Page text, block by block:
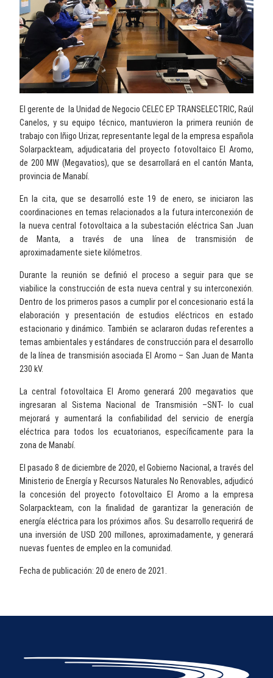
El gerente de la Unidad de Negocio CELEC EP TRANSELECTRIC, Raúl
Canelos, y su equipo técnico, mantuvieron la primera reunión de
trabajo con Iñigo Urizar, representante legal de la empresa española
Solarpackteam, adjudicataria del proyecto fotovoltaico El Aromo,
de 200 MW (Megavatios), que se desarrollará en el cantón Manta,
provincia de Manabí.
En la cita, que se desarrolló este 19 de enero, se iniciaron las
coordinaciones en temas relacionados a la futura interconexión de
la nueva central fotovoltaica a la subestación eléctrica San Juan
de Manta, a través de una línea de transmisión de
aproximadamente siete kilómetros.
Durante la reunión se definió el proceso a seguir para que se
viabilice la construcción de esta nueva central y su interconexión.
Dentro de los primeros pasos a cumplir por el concesionario está la
elaboración y presentación de estudios eléctricos en estado
estacionario y dinámico. También se aclararon dudas referentes a
temas ambientales y estándares de construcción para el desarrollo
de la línea de transmisión asociada El Aromo – San Juan de Manta
230 kV.
La central fotovoltaica El Aromo generará 200 megavatios que
ingresaran al Sistema Nacional de Transmisión –SNT- lo cual
mejorará y aumentará la confiabilidad del servicio de energía
eléctrica para todos los ecuatorianos, específicamente para la
zona de Manabí.
El pasado 8 de diciembre de 2020, el Gobierno Nacional, a través del
Ministerio de Energía y Recursos Naturales No Renovables, adjudicó
la concesión del proyecto fotovoltaico El Aromo a la empresa
Solarpackteam, con la finalidad de garantizar la generación de
energía eléctrica para los próximos años. Su desarrollo requerirá de
una inversión de USD 200 millones, aproximadamente, y generará
nuevas fuentes de empleo en la comunidad.
Fecha de publicación: 20 de enero de 2021.